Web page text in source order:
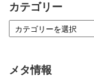
カテゴリー
メタ情報